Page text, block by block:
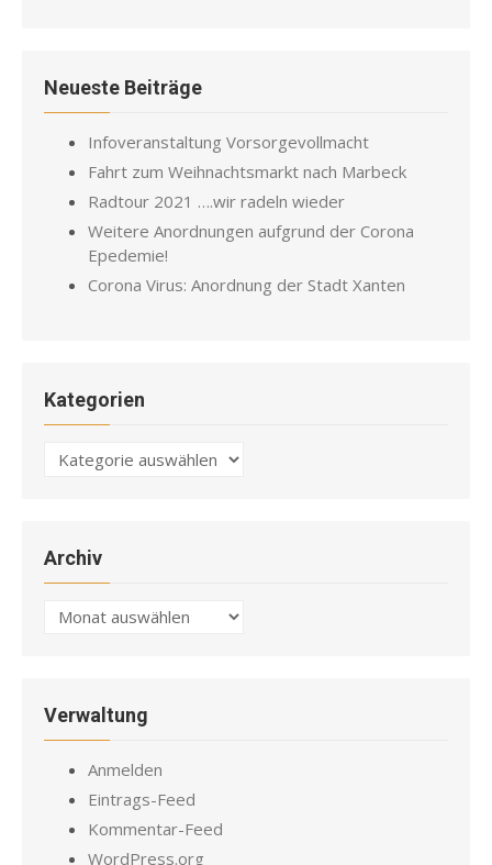
Neueste Beiträge
Infoveranstaltung Vorsorgevollmacht
Fahrt zum Weihnachtsmarkt nach Marbeck
Radtour 2021 ….wir radeln wieder
Weitere Anordnungen aufgrund der Corona
Epedemie!
Corona Virus: Anordnung der Stadt Xanten
Kategorien
Kategorien
Archiv
Archiv
Verwaltung
Anmelden
Eintrags-Feed
Kommentar-Feed
WordPress.org